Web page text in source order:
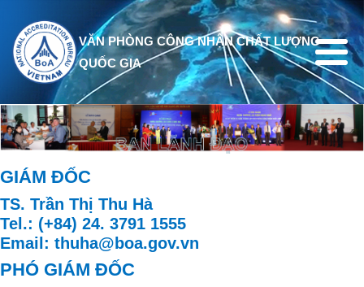
Nhảy đến nội dung
VĂN PHÒNG CÔNG NHẬN CHẤT LƯỢNG
QUỐC GIA
GIÁM ĐỐC
TS. Trần Thị Thu Hà
Tel.: (+84) 24. 3791 1555
Email: thuha@boa.gov.vn
PHÓ GIÁM ĐỐC